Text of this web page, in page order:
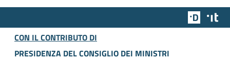
Team
CON IL CONTRIBUTO DI
PRESIDENZA DEL CONSIGLIO DEI MINISTRI